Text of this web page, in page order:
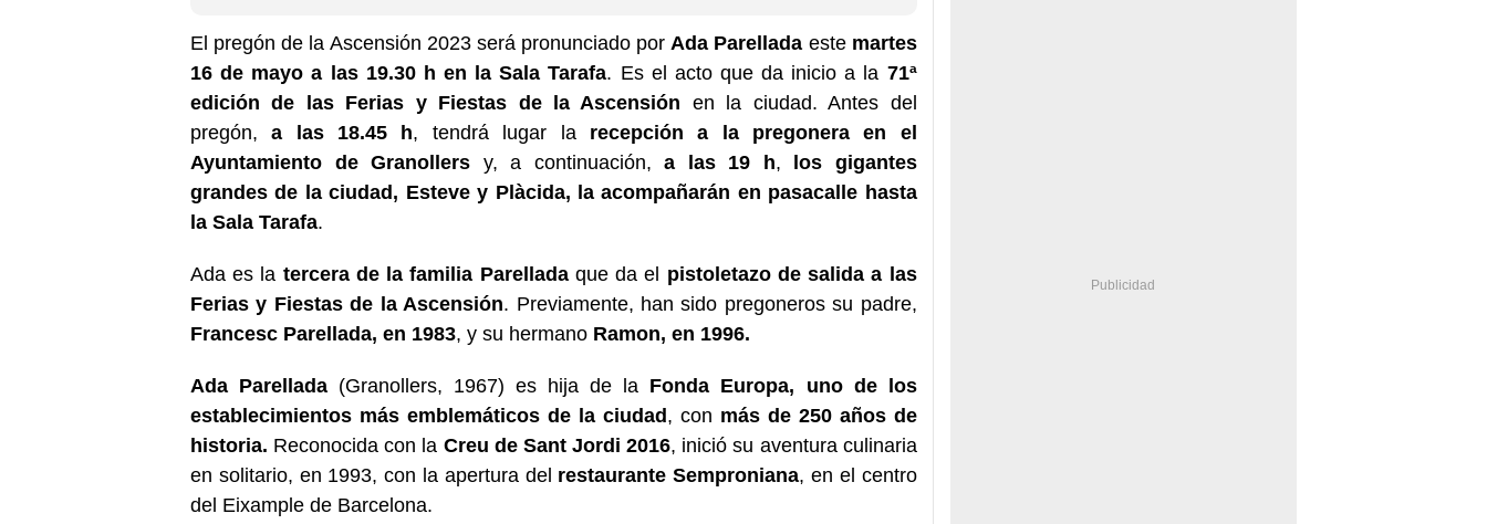
El pregón de la Ascensión 2023 será pronunciado por Ada Parellada este martes
16 de mayo a las 19.30 h en la Sala Tarafa. Es el acto que da inicio a la 71ª
edición de las Ferias y Fiestas de la Ascensión en la ciudad. Antes del
pregón,a las 18.45 h, tendrá lugar la recepción a la pregonera en el
Ayuntamiento de Granollers y, a continuación, a las 19 h,
los gigantes
grandes de la ciudad, Esteve y Plàcida, la acompañarán en pasacalle hasta
la Sala Tarafa.
Ada es la tercera de la familia Parelladaque da el pistoletazo de salida a las
Ferias y Fiestas de la Ascensión. Previamente, han sido pregoneros su padre,
Francesc Parellada, en 1983, y su hermano Ramon, en 1996.
Ada Parellada (Granollers, 1967) es hija de la Fonda Europa, uno de los
establecimientos más emblemáticos de la ciudad , con más de 250 años de
historia. Reconocida con la Creu de Sant Jordi 2016, inició su aventura culinaria
en solitario, en 1993, con la apertura del restaurante Semproniana, en el centro
del Eixample de Barcelona.